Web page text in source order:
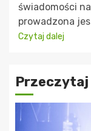
świadomości
prowadzona
Czytaj dalej
Przeczytaj